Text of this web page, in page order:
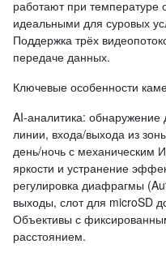
работают при температуре
идеальными для суровых
Поддержка трёх
передаче данных.
Ключевые особенности
AI-аналитика:
линии, входа/выхода из
день/ночь с механическим
яркости и устранение
регулировка диафрагмы
выходы, слот для microSD
Объективы с
расстоянием.